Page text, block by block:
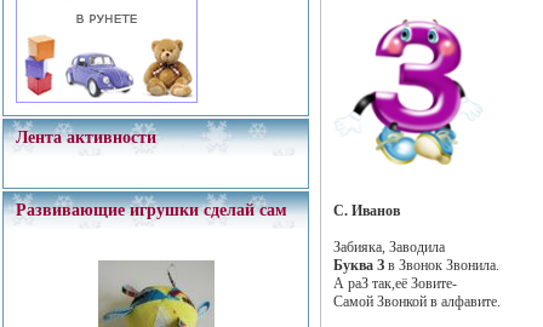
Лента активности
Развивающие игрушки сделай сам С. Иванов
Забияка, Заводила
Буква Зв Звонок Звонила.
А раЗ так,её Зовите-
Самой Звонкой в алфавите.